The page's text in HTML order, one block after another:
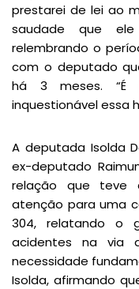
prestarei de lei ao
saudade que ele
relembrando o
com o deputado
há 3 meses. “É
inquestionável essa
A deputada Isolda
ex-deputado
relação que teve
atenção para uma
304, relatando o
acidentes na via
necessidade
Isolda, afirmando